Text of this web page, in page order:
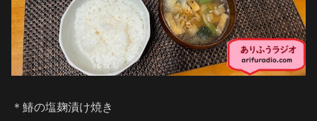
＊鰆の塩麹漬け焼き